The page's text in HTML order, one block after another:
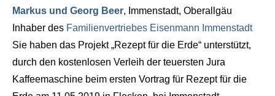
Markus und Georg Beer, Immenstadt, Oberallgäu
Inhaber des Familienvertriebes Eisenmann Immenstadt
Sie haben das Projekt „Rezept für die Erde“ unterstützt,
durch den kostenlosen Verleih der teuersten Jura
Kaffeemaschine beim ersten Vortrag für Rezept für die